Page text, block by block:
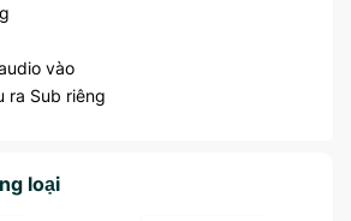
vào
ra Sub riêng
loại